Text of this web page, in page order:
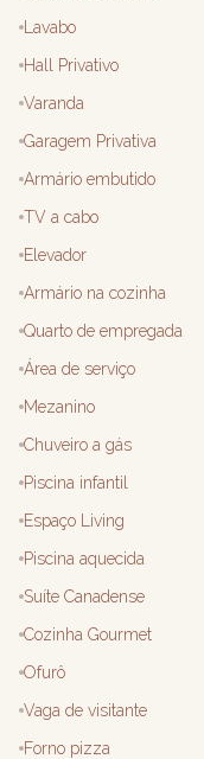
Lavabo
Hall Privativo
Varanda
Garagem Privativa
Armário embutido
TV a cabo
Elevador
Armário na cozinha
Quarto de empregada
Área de serviço
Mezanino
Chuveiro a gás
Piscina infantil
Espaço Living
Piscina aquecida
Suíte Canadense
Cozinha Gourmet
Ofurô
Vaga de visitante
Forno pizza